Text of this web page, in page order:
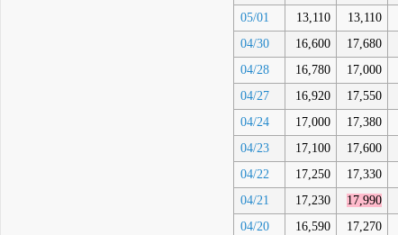
05/01
13,110 13,110
04/30
16,600 17,680
04/28
16,780 17,000
04/27
16,920 17,550
04/24
17,000 17,380
04/23
17,100 17,600
04/22
17,250 17,330
04/21
17,230 17,990
04/20
16,590 17,270